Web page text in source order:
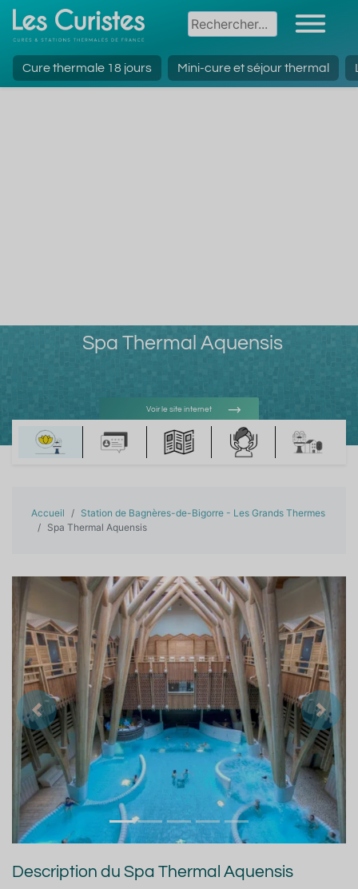
Cure thermale 18 jours Mini-cure et séjour thermal
Spa Thermal Aquensis
Voir le site internet
Voir l'adresse e-mail
Accueil
Station de Bagnères-de-Bigorre - Les Grands Thermes
Spa Thermal Aquensis
Précedent
Description du Spa Thermal Aquensis